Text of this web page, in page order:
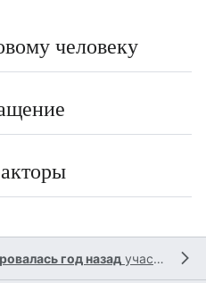
человеку
год назад участником